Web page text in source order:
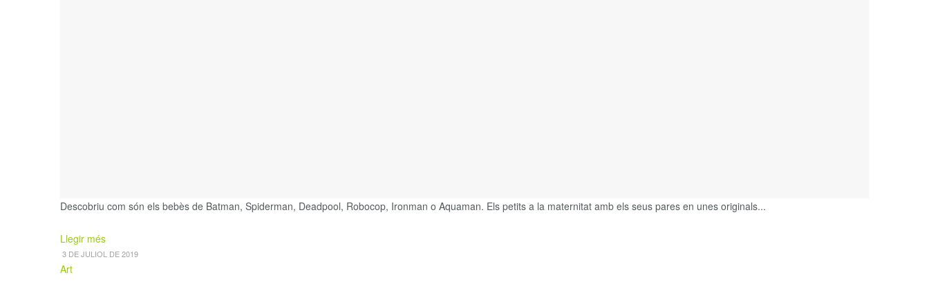
Descobriu com són els bebès de Batman, Spiderman, Deadpool, Robocop, Ironman o Aquaman. Els petits a la maternitat amb els seus pares en unes originals...
Llegir mésDetails
3 DE JULIOL DE 2019
Art